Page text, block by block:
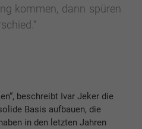
kommen, dann spüren
beschreibt Ivar Jeker die
Basis aufbauen, die
in den letzten Jahren